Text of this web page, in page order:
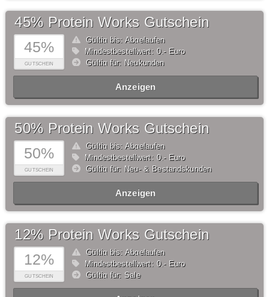
45%
GUTSCHEIN
45% Protein Works Gutschein
Gültig bis: Abgelaufen
Mindestbestellwert: 0,- Euro
Gültig für: Neukunden
Anzeigen
50%
GUTSCHEIN
50% Protein Works Gutschein
Gültig bis: Abgelaufen
Mindestbestellwert: 0,- Euro
Gültig für: Neu- & Bestandskunden
Anzeigen
12%
GUTSCHEIN
12% Protein Works Gutschein
Gültig bis: Abgelaufen
Mindestbestellwert: 0,- Euro
Gültig für: Sale